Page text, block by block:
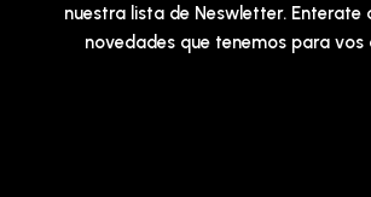
nuestra lista de Neswletter. Enterate
novedades que tenemos para vos